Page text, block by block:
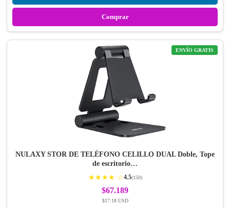
Comprar
ENVÍO GRATIS
NULAXY STOR DE TELÉFONO CELILLO DUAL Doble, Tope
de escritorio…
★★★★ ☆4.5(150)
$67.189
$17.18 USD